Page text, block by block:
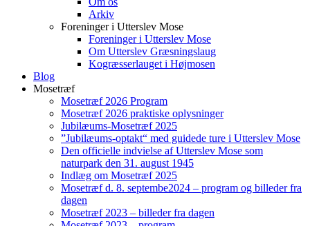
Arkiv
Foreninger i Utterslev Mose
Foreninger i Utterslev Mose
Om Utterslev Græsningslaug
Kogræsserlauget i Højmosen
Blog
Mosetræf
Mosetræf 2026 Program
Mosetræf 2026 praktiske oplysninger
Jubilæums-Mosetræf 2025
”Jubilæums-optakt“ med guidede ture i Utterslev Mose
Den officielle indvielse af Utterslev Mose som
naturpark den 31. august 1945
Indlæg om Mosetræf 2025
Mosetræf d. 8. septembe2024 – program og billeder fra
dagen
Mosetræf 2023 – billeder fra dagen